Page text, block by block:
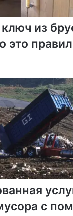
из
это
с